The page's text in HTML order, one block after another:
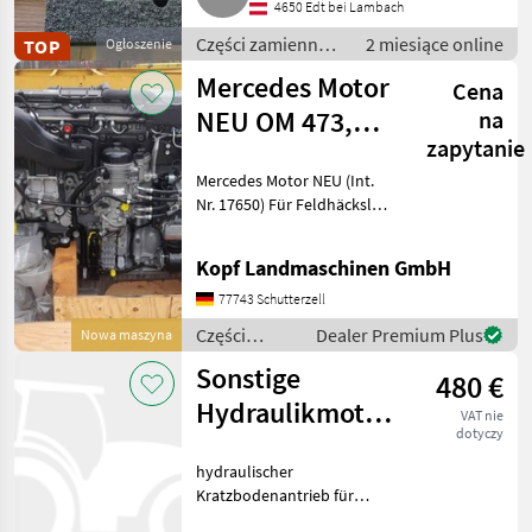
Ogłoszenie
TOP
4650 Edt bei Lambach
Części zamienne
do maszyn
rolniczych / Inne
części zamienne
2 miesiące online
Nowa maszyna
Mercedes Motor
NEU OM 473,
471, 4
Cena
na
zapytanie
Mercedes Motor NEU (Int.
Nr. 17650) Für Feldhäcksler,
Mercedes Motor OM 473.
917 - C0666809 mit
Nebenantrieb 39.000 EUR
zzgl. Mw
Kopf Landmaschinen GmbH
77743 Schutterzell
Części
zamienne do
maszyn
rolniczych /
Mercedes
Dealer Premium Plus
Sonstige
Hydraulikmotor
480 €
VAT nie
dotyczy
hydraulischer
Kratzbodenantrieb für